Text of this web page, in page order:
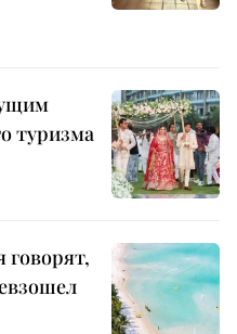
туризма
говорят,